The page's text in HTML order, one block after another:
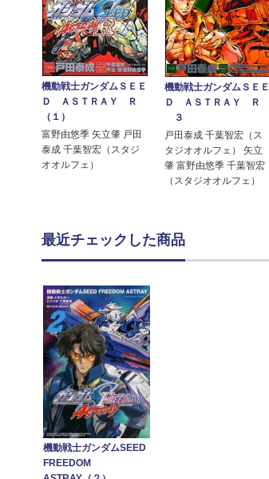
機動戦士ガンダムＳＥＥ
Ｄ ＡＳＴＲＡＹ Ｒ
（１）
富野由悠季 矢立肇 戸田
泰成 千葉智宏（スタジ
オオルフェ）
機動戦士ガンダムＳＥＥ
Ｄ ＡＳＴＲＡＹ Ｒ
３
戸田泰成 千葉智宏（ス
タジオオルフェ） 矢立
肇 富野由悠季 千葉智宏
（スタジオオルフェ）
最近チェックした商品
機動戦士ガンダムSEED
FREEDOM